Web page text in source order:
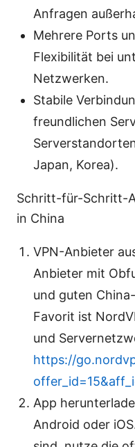
Anfragen
Mehrere Ports
Flexibilität bei
Netzwerken.
Stabile
freundlichen
Japan, Korea).
Schritt-für-Schritt-
in China
VPN-Anbieter
Anbieter mit
und guten
Favorit ist
und
https://
App
Android oder